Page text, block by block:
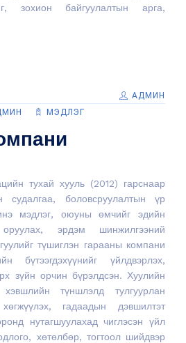
зохион байгуулалтын арга,
АДМИН
МЭДЛЭГ
тухай хууль (2012) гарснаар
судалгаа, боловсруулалтын үр
мэдлэг, оюуны өмчийг эдийн
эрдэм шинжилгээний
түшиглэн гарааны компани
бүтээгдэхүүнийг үйлдвэрлэх,
зүйн орчин бүрэлдсэн. Хуулийн
түншлэлд тулгуурлан
гадаадын дэвшилтэт
нутагшуулахад чиглэсэн үйл
хөтөлбөр, тогтоол шийдвэр